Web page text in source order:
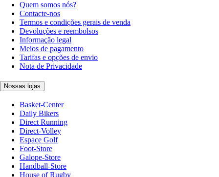
Quem somos nós?
Contacte-nos
Termos e condições gerais de venda
Devoluções e reembolsos
Informação legal
Meios de pagamento
Tarifas e opções de envio
Nota de Privacidade
Nossas lojas
Basket-Center
Daily Bikers
Direct Running
Direct-Volley
Espace Golf
Foot-Store
Galope-Store
Handball-Store
House of Rugby